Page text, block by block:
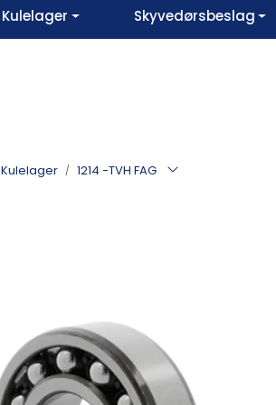
Kulelager Skyvedørsbeslag
Kulelager 1214 -TVH FAG